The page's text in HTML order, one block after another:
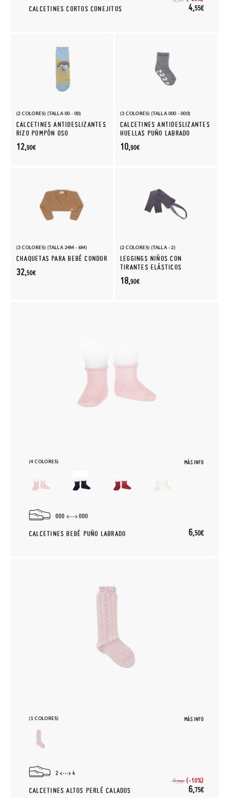
CALCETINES CORTOS CONEJITOS 4,55€
(2 COLORES) (TALLA 00 - 00)
CALCETINES ANTIDESLIZANTES
RIZO POMPÓN OSO
12,90€
(3 COLORES) (TALLA 000 - 000)
CALCETINES ANTIDESLIZANTES
HUELLAS PUÑO LABRADO
10,90€
(3 COLORES) (TALLA 24M - 6M)
CHAQUETAS PARA BEBÉ CONDOR
32,50€
(2 COLORES) (TALLA - 2)
LEGGINGS NIÑOS CON
TIRANTES ELÁSTICOS
18,90€
(4 COLORES) MÁS INFO
000 000
CALCETINES BEBÉ PUÑO LABRADO 6,50€
(1 COLORES) MÁS INFO
2 4
CALCETINES ALTOS PERLÉ CALADOS
7,50€ (-10%)
6,75€